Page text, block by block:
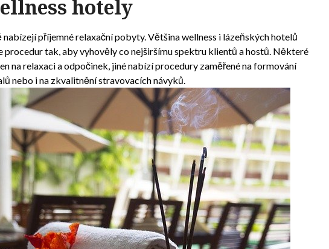
hotely
nabízejí příjemné relaxační pobyty. Většina wellness i lázeňských hotelů
procedur tak, aby vyhověly co nejširšímu spektru klientů a hostů. Některé
na relaxaci a odpočinek, jiné nabízí procedury zaměřené na formování
nebo i na zkvalitnění stravovacích návyků.